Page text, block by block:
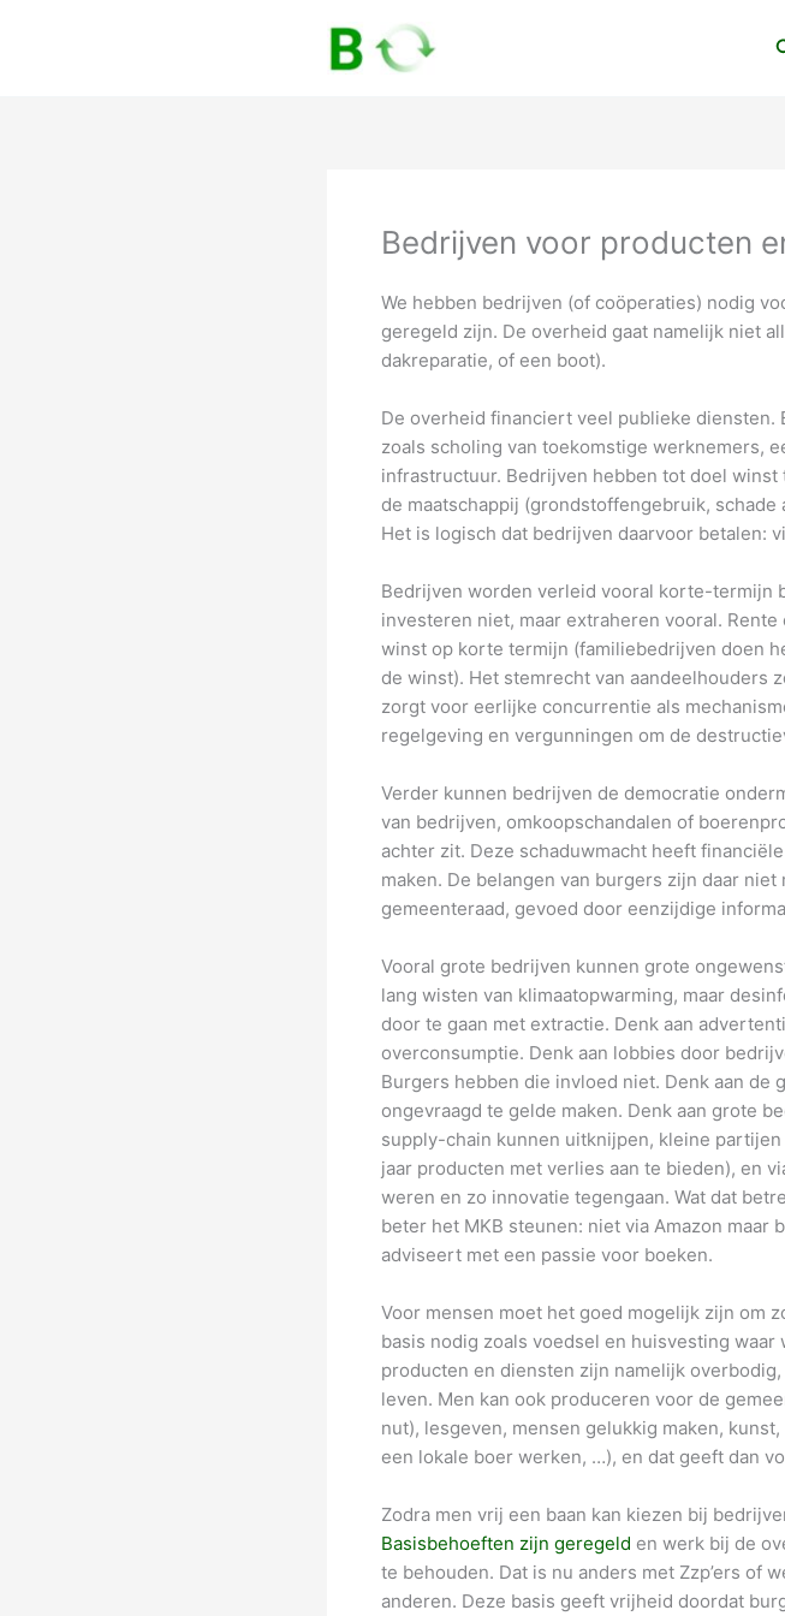
Bedrijven voor producten
We hebben bedrijven (of coöperaties) nodig
geregeld zijn. De overheid gaat namelijk niet
dakreparatie, of een boot).
De overheid financiert veel publieke
zoals scholing van toekomstige werknemers,
infrastructuur. Bedrijven hebben tot doel
de maatschappij (grondstoffengebruik,
Het is logisch dat bedrijven daarvoor betalen:
Bedrijven worden verleid vooral korte-termijn
investeren niet, maar extraheren vooral.
winst op korte termijn (familiebedrijven doen
de winst). Het stemrecht van aandeelhouders
zorgt voor eerlijke concurrentie als
regelgeving en vergunningen om de
Verder kunnen bedrijven de democratie
van bedrijven, omkoopschandalen of
achter zit. Deze schaduwmacht heeft
maken. De belangen van burgers zijn daar
gemeenteraad, gevoed door eenzijdige
Vooral grote bedrijven kunnen grote
lang wisten van klimaatopwarming, maar
door te gaan met extractie. Denk aan
overconsumptie. Denk aan lobbies door
Burgers hebben die invloed niet. Denk aan
ongevraagd te gelde maken. Denk aan grote
supply-chain kunnen uitknijpen, kleine
jaar producten met verlies aan te bieden), en
weren en zo innovatie tegengaan. Wat dat
beter het MKB steunen: niet via Amazon maar
adviseert met een passie voor boeken.
Voor mensen moet het goed mogelijk zijn om
basis nodig zoals voedsel en huisvesting
producten en diensten zijn namelijk
leven. Men kan ook produceren voor de
nut), lesgeven, mensen gelukkig maken,
een lokale boer werken, …), en dat geeft dan
Zodra men vrij een baan kan kiezen bij
Basisbehoeften zijn geregeld en werk bij de
te behouden. Dat is nu anders met Zzp’ers of
anderen. Deze basis geeft vrijheid doordat